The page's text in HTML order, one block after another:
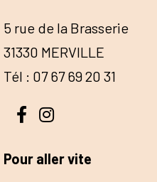
5 rue de la Brasserie
31330 MERVILLE
Tél : 07 67 69 20 31
Pour aller vite